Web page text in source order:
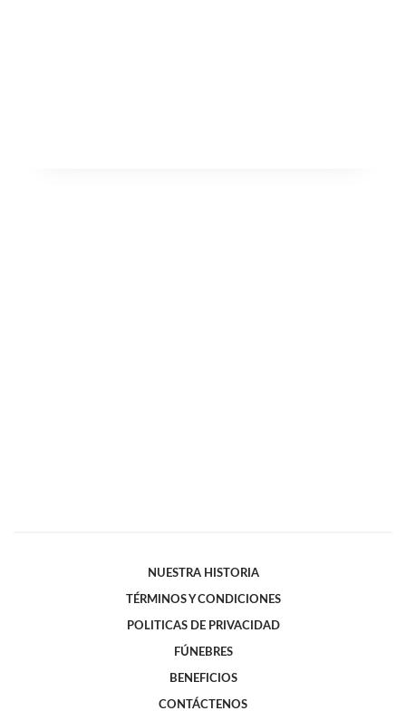
NUESTRA HISTORIA
TÉRMINOS Y CONDICIONES
POLITICAS DE PRIVACIDAD
FÚNEBRES
BENEFICIOS
CONTÁCTENOS